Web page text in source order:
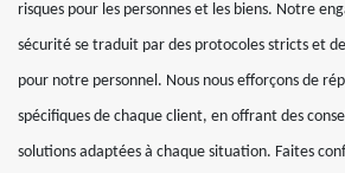
risques pour les personnes et les biens. Notre
sécurité se traduit par des protocoles stricts et
pour notre personnel. Nous nous efforçons de
spécifiques de chaque client, en offrant des
solutions adaptées à chaque situation. Faites